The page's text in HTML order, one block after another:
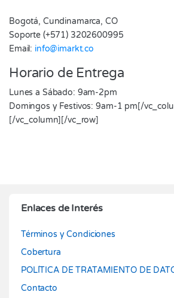
Bogotá, Cundinamarca, CO
Soporte (+571) 3202600995
Email: info@imarkt.co
Horario de Entrega
Lunes a Sábado: 9am-2pm
Domingos y Festivos: 9am-1 pm[/
[/vc_column][/vc_row]
Enlaces de Interés
Términos y Condiciones
Cobertura
POLÍTICA DE TRATAMIENTO DE
Contacto